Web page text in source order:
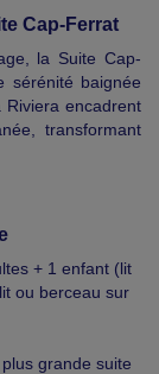
Cap-Ferrat
la Suite Cap-
sérénité baignée
encadrent
transformant
+ 1 enfant (lit
ou berceau sur
grande suite